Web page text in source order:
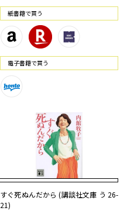
紙書籍で買う
電⼦書籍で買う
すぐ死ぬんだから (講談社文庫 う 26-
21)